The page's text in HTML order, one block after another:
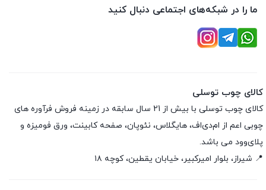
ما را در شبکه‌های اجتماعی دنبال کنید
کالای چوب توسلی
کالای چوب توسلی با بیش از 21 سال سابقه در زمینه فروش فرآوره های
چوبی اعم از ام‌دی‌اف، هایگلاس، نئوپان، صفحه کابینت، ورق فومیزه و
پلای‌وود می باشد.
📍 شیراز، بلوار امیرکبیر، خیابان یقطین، کوچه ۱۸